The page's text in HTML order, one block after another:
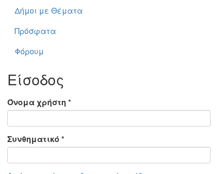
Δήμοι με Θέματα
Πρόσφατα
Φόρουμ
Είσοδος
Όνομα χρήστη *
Συνθηματικό *